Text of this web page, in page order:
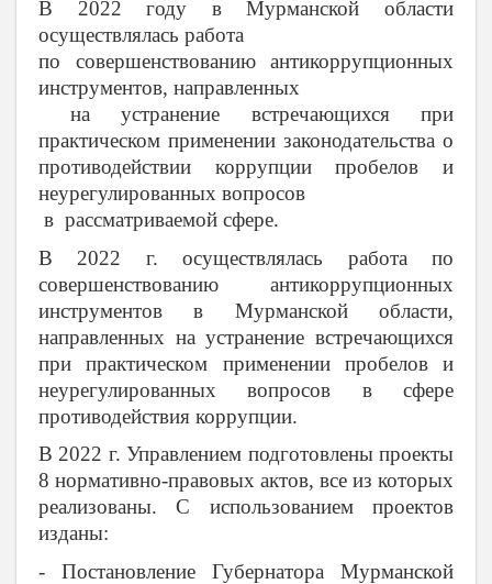
В 2022 году в Мурманской области
осуществлялась работа
по совершенствованию антикоррупционных
инструментов, направленных
на устранение встречающихся при
практическом применении законодательства о
противодействии коррупции пробелов и
неурегулированных вопросов
в рассматриваемой сфере.
В 2022 г. осуществлялась работа по
совершенствованию антикоррупционных
инструментов в Мурманской области,
направленных на устранение встречающихся
при практическом применении пробелов и
неурегулированных вопросов в сфере
противодействия коррупции.
В 2022 г. Управлением подготовлены проекты
8 нормативно-правовых актов, все из которых
реализованы. С использованием проектов
изданы:
- Постановление Губернатора Мурманской